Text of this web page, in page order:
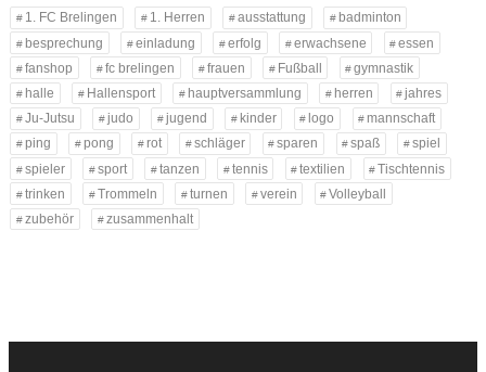
1. FC Brelingen 1. Herren ausstattung
badminton
besprechung
einladung erfolg erwachsene
essen
fanshop
fc brelingen frauen Fußball
gymnastik
halle
Hallensport hauptversammlung herren
jahres
Ju-Jutsu
judo jugend kinder logo
mannschaft
ping
pong rot schläger sparen spaß
spiel
spieler
sport tanzen tennis textilien
Tischtennis
trinken
Trommeln turnen verein
Volleyball
zubehör
zusammenhalt